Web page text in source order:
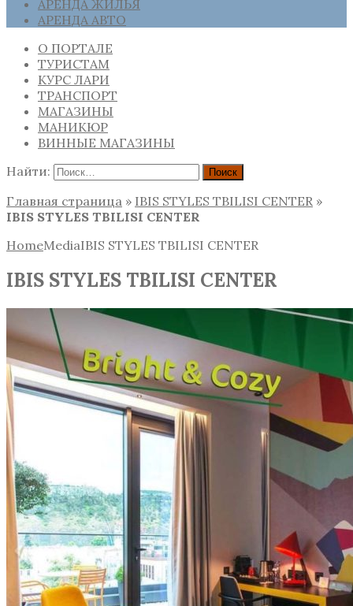
АРЕНДА ЖИЛЬЯ
АРЕНДА АВТО
О ПОРТАЛЕ
ТУРИСТАМ
КУРС ЛАРИ
ТРАНСПОРТ
МАГАЗИНЫ
МАНИКЮР
ВИННЫЕ МАГАЗИНЫ
Найти:
Главная страница » IBIS STYLES TBILISI CENTER »
IBIS STYLES TBILISI CENTER
HomeMediaIBIS STYLES TBILISI CENTER
IBIS STYLES TBILISI CENTER